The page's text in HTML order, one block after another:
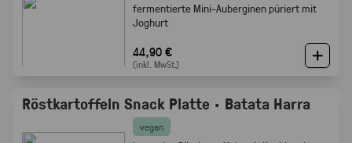
fermentierte Mini-Auberginen püriert mit
Joghurt
44,90 €
(inkl. MwSt.)
Röstkartoffeln Snack Platte · Batata Harra
vegan